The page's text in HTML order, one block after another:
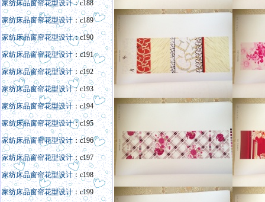
家纺床品窗帘花型设计：c188
家纺床品窗帘花型设计：c189
家纺床品窗帘花型设计：c190
家纺床品窗帘花型设计：c191
家纺床品窗帘花型设计：c192
家纺床品窗帘花型设计：c193
家纺床品窗帘花型设计：c194
家纺床品窗帘花型设计：c195
家纺床品窗帘花型设计：c196
家纺床品窗帘花型设计：c197
家纺床品窗帘花型设计：c198
家纺床品窗帘花型设计：c199